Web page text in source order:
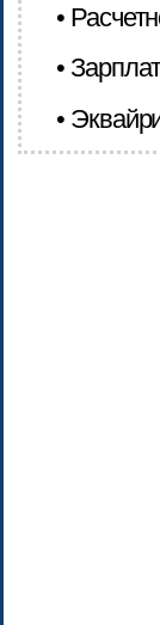
•
•
•